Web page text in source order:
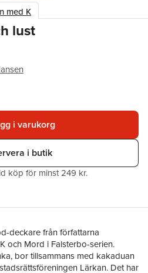
med K
lust
i varukorg
i butik
köp för minst 249 kr.
deckare från författarna
och Mord i Falsterbo-serien.
bor tillsammans med kakaduan
Lärkan. Det har